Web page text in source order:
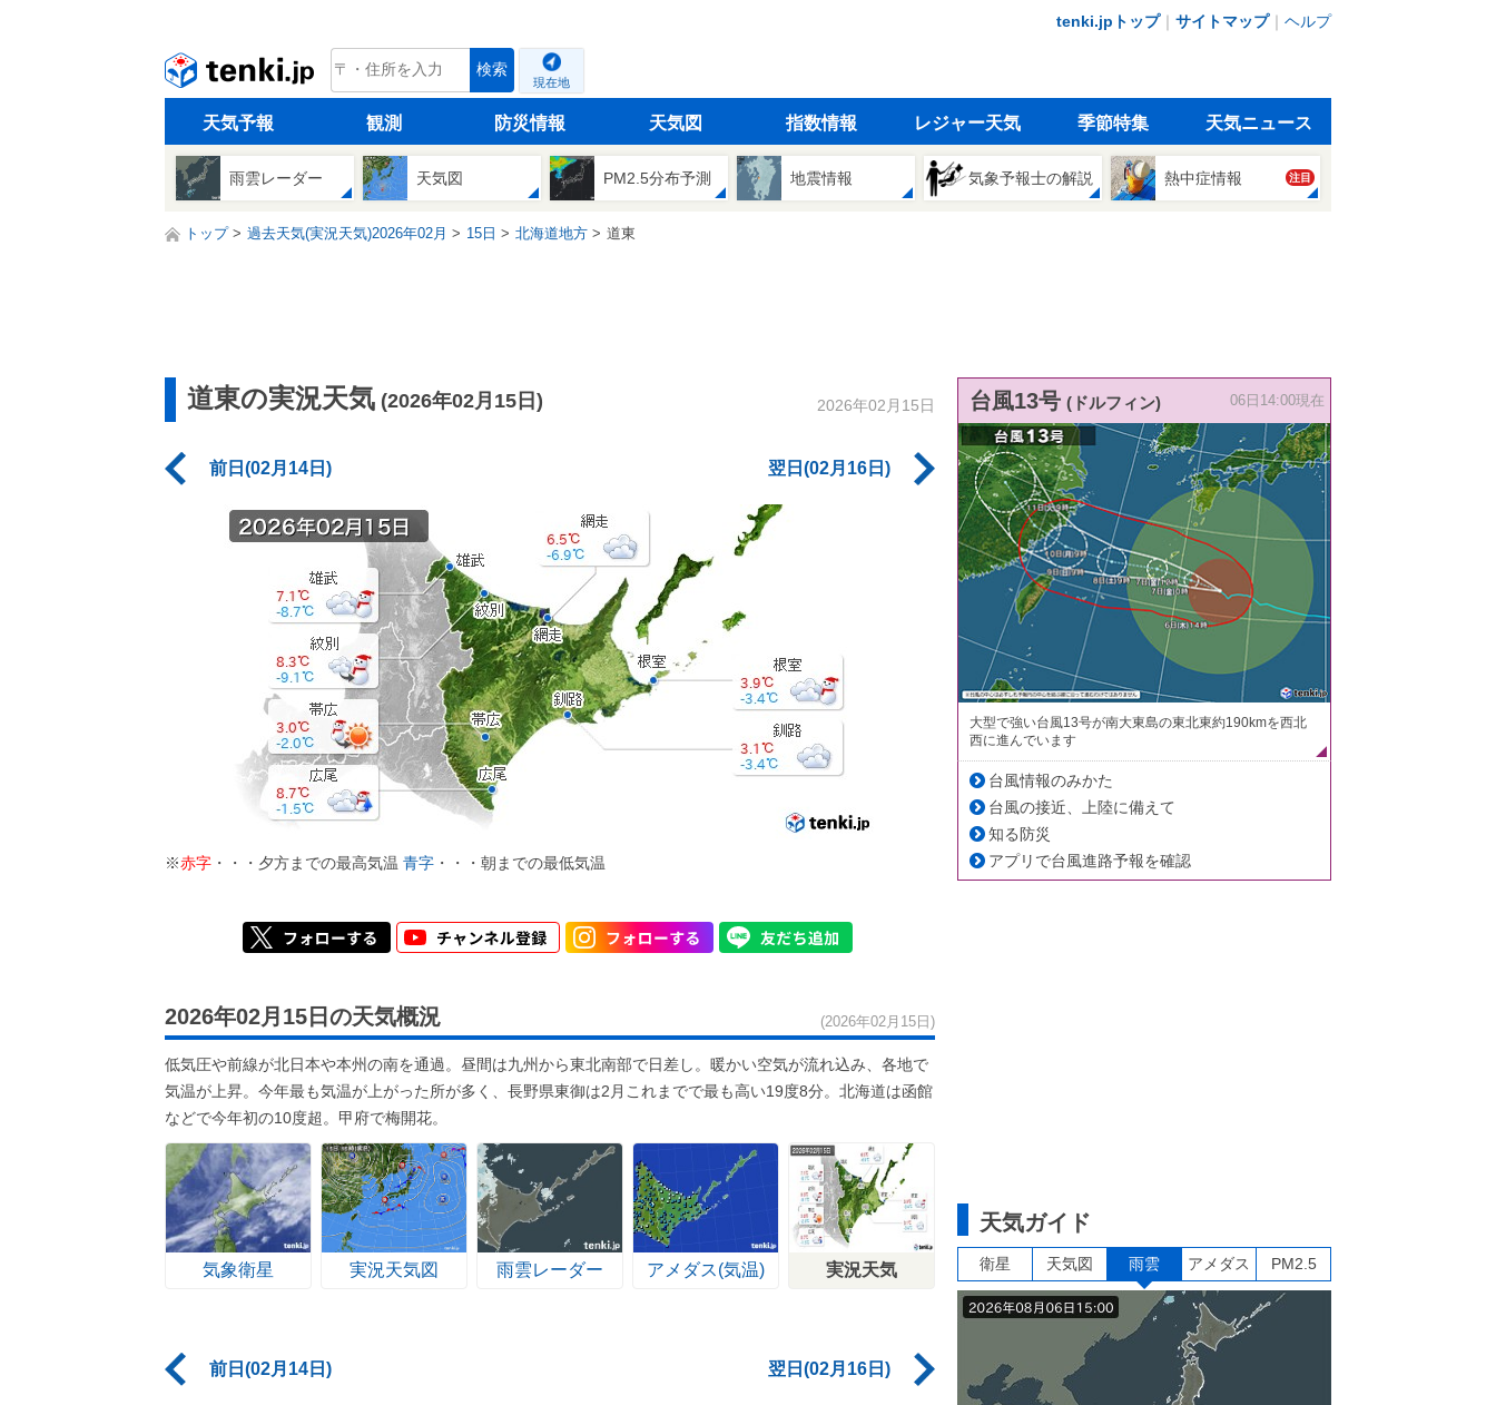
tenki.jpトップ｜ サイトマップ｜ ヘルプ
tenki.jp 検索
現在地
天気予報 観測 防災情報 天気図 指数情報 レジャー天気 季節特集 天気ニュース
雨雲レーダー 天気図 PM2.5分布予測 地震情報 気象予報士の解説 熱中症情報 注目
トップ 過去天気(実況天気)2026年02月 15日 北海道地方 道東
道東の実況天気 (2026年02月15日) 2026年02月15日
前日(02月14日) 翌日(02月16日)
※赤字 ・・・夕方までの最高気温 青字 ・・・朝までの最低気温
2026年02月15日の天気概況 (2026年02月15日)
低気圧や前線が北日本や本州の南を通過。昼間は九州から東北南部で日差し。暖かい空気が流れ込み、各地で
気温が上昇。今年最も気温が上がった所が多く、長野県東御は2月これまでで最も高い19度8分。北海道は函館
などで今年初の10度超。甲府で梅開花。
気象衛星 実況天気図 雨雲レーダー アメダス(気温) 実況天気
前日(02月14日) 翌日(02月16日)
台風13号 (ドルフィン) 06日14:00現在
大型で強い台風13号が南大東島の東北東約190kmを西北
西に進んでいます
台風情報のみかた
台風の接近、上陸に備えて
知る防災
アプリで台風進路予報を確認
天気ガイド
衛星 天気図 雨雲 アメダス PM2.5